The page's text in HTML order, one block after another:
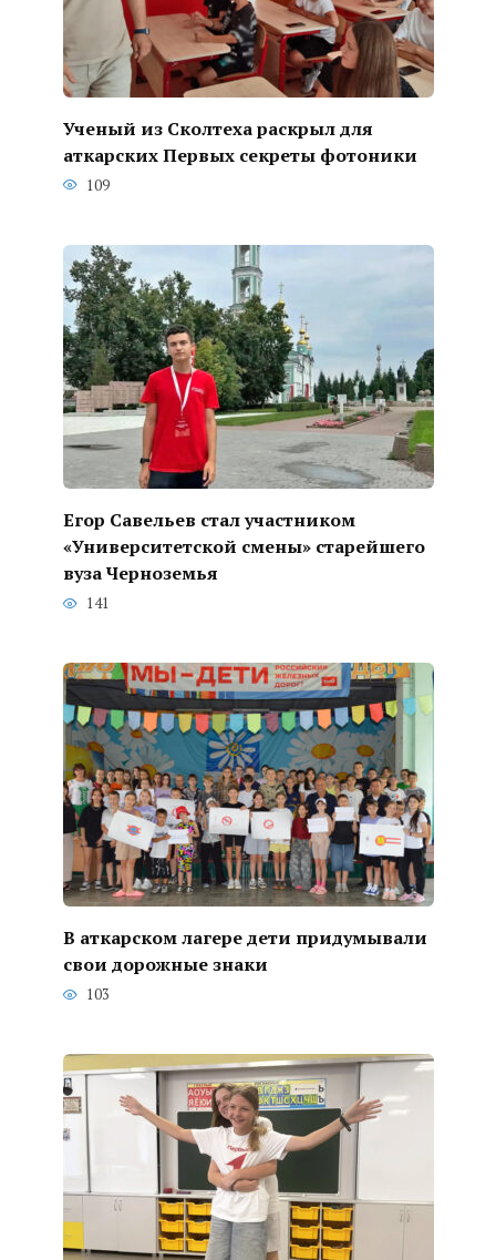
Ученый из Сколтеха раскрыл для
аткарских Первых секреты фотоники
109
Егор Савельев стал участником
«Университетской смены» старейшего
вуза Черноземья
141
В аткарском лагере дети придумывали
свои дорожные знаки
103